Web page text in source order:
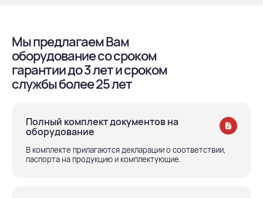
Мы предлагаем Вам
оборудование со сроком
гарантии до 3 лет и сроком
службы более 25 лет
Полный комплект документов на
оборудование
В комплекте прилагаются декларации о соответствии,
паспорта на продукцию и комплектующие.